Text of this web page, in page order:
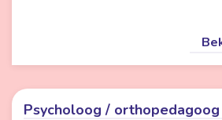
Psycholoog /